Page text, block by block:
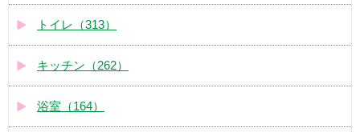
トイレ（313）
キッチン（262）
浴室（164）